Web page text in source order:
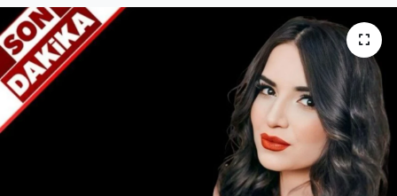
Magazin
Medya